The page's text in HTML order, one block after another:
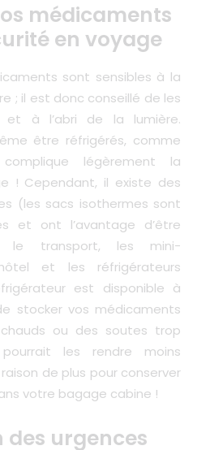
médicaments
en voyage
sont sensibles à la
; il est donc conseillé de les
et à l’abri de la lumière.
être réfrigérés, comme
légèrement la
! Cependant, il existe des
(les sacs isothermes sont
et ont l’avantage d’être
le transport, les mini-
et les réfrigérateurs
est disponible à
stocker vos médicaments
ou des soutes trop
les rendre moins
de plus pour conserver
votre bagage cabine !
des urgences